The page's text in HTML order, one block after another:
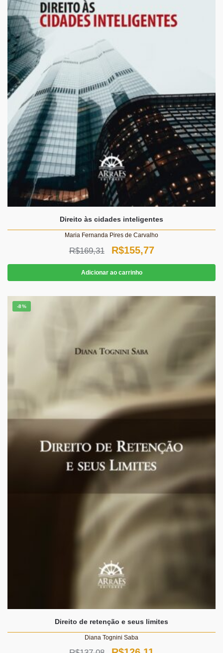
Direito às cidades inteligentes
Maria Fernanda Pires de Carvalho
R$169,31
O
preço
original
era:
R$169,31.
R$155,77O
preço
atual
é:
Adicionar ao carrinho
-8%
Direito de retenção e seus limites
Diana Tognini Saba